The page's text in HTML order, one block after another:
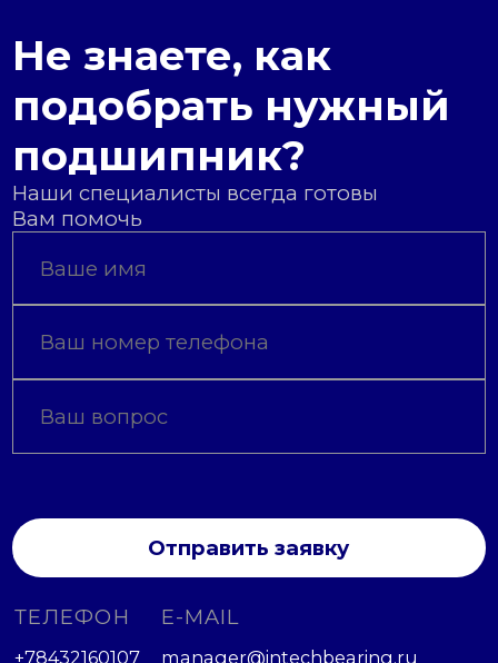
Не знаете, как
подобрать нужный
подшипник?
Наши специалисты всегда готовы
Вам помочь
Отправить заявку
ТЕЛЕФОН
+78432160107
E-MAIL
manager@intechbearing.ru